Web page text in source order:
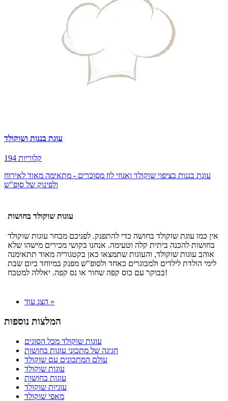
עוגת בננות ושוקולד
194 קלוריות
עוגת בננות בציפוי שוקולד ואגוזי לוז מסוכרים - מתאימה מאוד לאירוח
ולפינוק של סופ"ש
עוגות שוקולד בחושות
אין כמו עוגת שוקולד בחושה כדי להתפנק. לפניכם מבחר עוגות שוקולד
בחושות להכנה ביתית קלה וטעימה. אנחנו בקושי מכירים מישהו שלא
אוהב עוגות שוקולד, והעוגות שתמצאו כאן בקטגוריה מאוד תתאימנה
לימי הולדת לילדים ולמבוגרים כאחד ולסופ"ש מפנק במיוחד ביום שבת
בבוקר עם כוס קפה שחור או נס קפה. יאללה למטבח!
הצג עוד »
המלצות נוספות
עוגות שוקולד מכל הסוגים
חגיגה של מתכוני עוגות בחושות
עולם המתכונים עם שוקולד
עוגות שוקולד
עוגות בחושות
עוגיות שוקולד
מאפי שוקולד